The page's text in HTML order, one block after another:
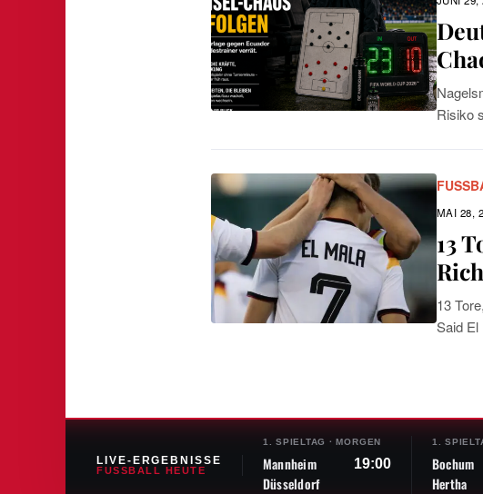
Risiko
13
MAI 28,
13
Said
LIVE-ERGEBNISSE
FUSSBALL HEUTE
1. SPIELTAG ·MORGEN
Mannheim 19:00
Düsseldorf
1.
Bochum
Hertha